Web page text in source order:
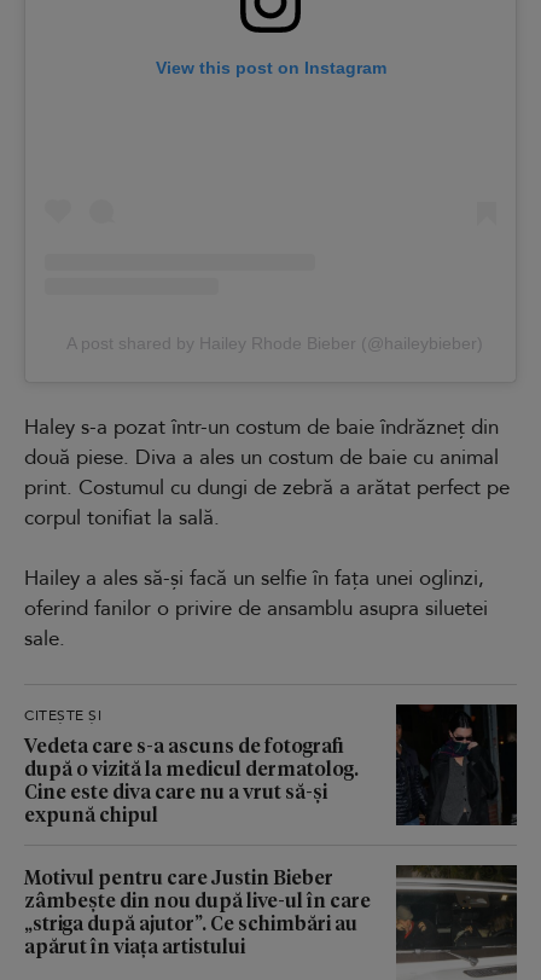
View this post on Instagram
A post shared by Hailey Rhode Bieber (@haileybieber)
Haley s-a pozat într-un costum de baie îndrăzneț din
două piese. Diva a ales un costum de baie cu animal
print. Costumul cu dungi de zebră a arătat perfect pe
corpul tonifiat la sală.
Hailey a ales să-și facă un selfie în fața unei oglinzi,
oferind fanilor o privire de ansamblu asupra siluetei
sale.
CITEȘTE ȘI
Vedeta care s-a ascuns de fotografi
după o vizită la medicul dermatolog.
Cine este diva care nu a vrut să-și
expună chipul
Motivul pentru care Justin Bieber
zâmbește din nou după live-ul în care
„striga după ajutor”. Ce schimbări au
apărut în viața artistului